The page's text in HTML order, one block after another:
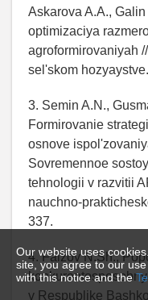
Our website uses
site, you agree to our
with this notice and the
Askarova A.A.,
optimizaciya
agroformirovaniyah
sel'skom
3. Semin A.N.,
Formirovanie
osnove
Sovremennoe
tehnologii v razvitii
nauchno-
337.
4. Faizov N.Sh.,
v Respublike